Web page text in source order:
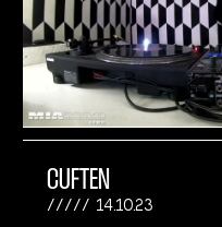
CUFTEN
14.10.23